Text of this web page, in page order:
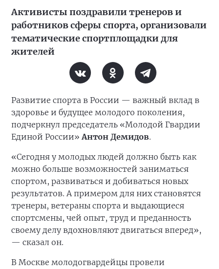
Активисты поздравили тренеров и
работников сферы спорта, организовали
тематические спортплощадки для
жителей
Развитие спорта в России — важный вклад в
здоровье и будущее молодого поколения,
подчеркнул председатель «Молодой Гвардии
Единой России»Антон Демидов.
«Сегодня у молодых людей должно быть как
можно больше возможностей заниматься
спортом, развиваться и добиваться новых
результатов. А примером для них становятся
тренеры, ветераны спорта и выдающиеся
спортсмены, чей опыт, труд и преданность
своему делу вдохновляют двигаться вперед»,
— сказал он.
В Москве молодогвардейцы провели